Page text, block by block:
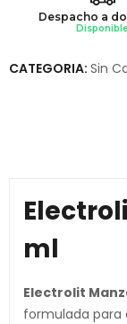
Despacho a
CATEGORIA: Sin
ml
Electrolit
formulada para